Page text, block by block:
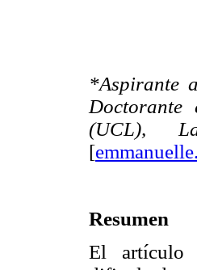
*Aspirante
(UCL),
[
Resumen
El artículo